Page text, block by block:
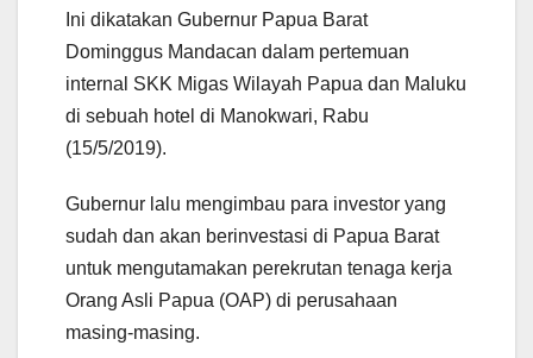
Ini dikatakan Gubernur Papua Barat
Dominggus Mandacan dalam pertemuan
internal SKK Migas Wilayah Papua dan Maluku
di sebuah hotel di Manokwari, Rabu
(15/5/2019).
Gubernur lalu mengimbau para investor yang
sudah dan akan berinvestasi di Papua Barat
untuk mengutamakan perekrutan tenaga kerja
Orang Asli Papua (OAP) di perusahaan
masing-masing.